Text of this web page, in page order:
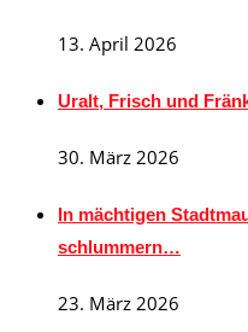
13. April 2026
Uralt, Frisch und
30. März 2026
In mächtigen
schlummern…
23. März 2026